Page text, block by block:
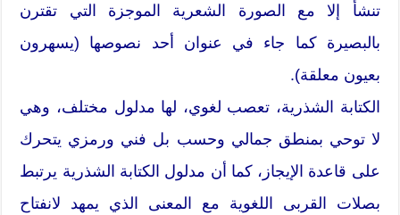
تنشأ إلا مع الصورة الشعرية الموجزة التي تقترن
بالبصيرة كما جاء في عنوان أحد نصوصها (يسهرون
بعيون معلقة).
الكتابة الشذرية، تعصب لغوي، لها مدلول مختلف، وهي
لا توحي بمنطق جمالي وحسب بل فني ورمزي يتحرك
على قاعدة الإيجاز، كما أن مدلول الكتابة الشذرية يرتبط
بصلات القربى اللغوية مع المعنى الذي يمهد لانفتاح